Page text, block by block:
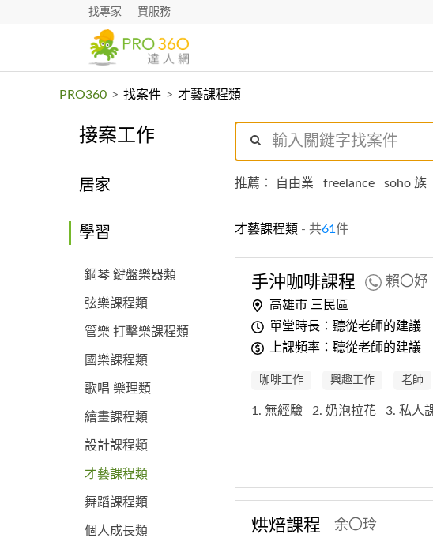
找專家 買服務
PRO360 > 找案件 > 才藝課程類
接案工作
居家
學習
鋼琴 鍵盤樂器類
弦樂課程類
管樂 打擊樂課程類
國樂課程類
歌唱 樂理類
繪畫課程類
設計課程類
才藝課程類
舞蹈課程類
個人成長類
推薦： 自由業 freelance soho 族
才藝課程類 - 共61 件
手沖咖啡課程 賴〇妤
高雄市 三民區
單堂時長：聽從老師的建議
上課頻率：聽從老師的建議
咖啡工作 興趣工作 老師
1. 無經驗 2. 奶泡拉花 3. 私人
烘焙課程 余〇玲